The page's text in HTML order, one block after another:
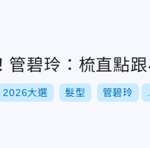
管碧玲：梳直點
2026大選 髮型 管碧玲